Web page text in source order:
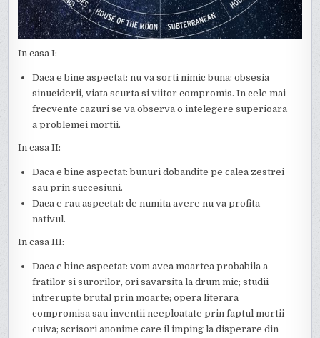
In casa I:
Daca e bine aspectat: nu va sorti nimic buna: obsesia
sinuciderii, viata scurta si viitor compromis. In cele mai
frecvente cazuri se va observa o intelegere superioara
a problemei mortii.
In casa II:
Daca e bine aspectat: bunuri dobandite pe calea zestrei
sau prin succesiuni.
Daca e rau aspectat: de numita avere nu va profita
nativul.
In casa III:
Daca e bine aspectat: vom avea moartea probabila a
fratilor si surorilor, ori savarsita la drum mic; studii
intrerupte brutal prin moarte; opera literara
compromisa sau inventii neeploatate prin faptul mortii
cuiva; scrisori anonime care il imping la disperare din